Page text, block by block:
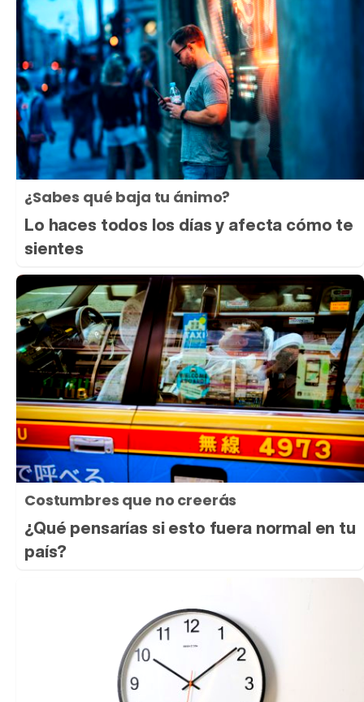
¿Sabes qué baja tu ánimo?
Lo haces todos los días y afecta cómo te
sientes
Costumbres que no creerás
¿Qué pensarías si esto fuera normal en tu
país?